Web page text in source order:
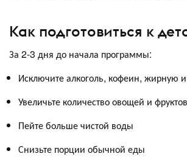
Как подготовиться к
За 2-3 дня до начала программы:
Исключите алкоголь, кофеин, жирную
Увеличьте количество овощей и
Пейте больше чистой воды
Снизьте порции обычной еды